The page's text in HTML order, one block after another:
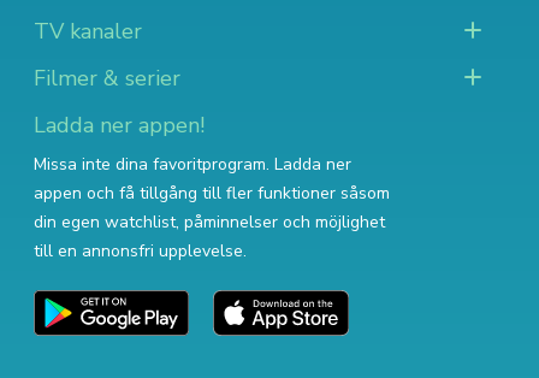
TV kanaler
Filmer & serier
Ladda ner appen!
Missa inte dina favoritprogram. Ladda ner
appen och få tillgång till fler funktioner såsom
din egen watchlist, påminnelser och möjlighet
till en annonsfri upplevelse.